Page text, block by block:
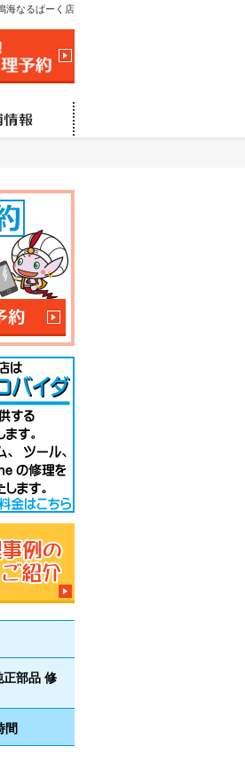
海なるぱーく店
部品 修
間
/10:00～21:00（修理最終受付20:00）